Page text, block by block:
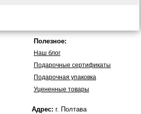
Полезное:
Наш блог
Подарочные сертификаты
Подарочная упаковка
Уцененные товары
Адрес: г. Полтава